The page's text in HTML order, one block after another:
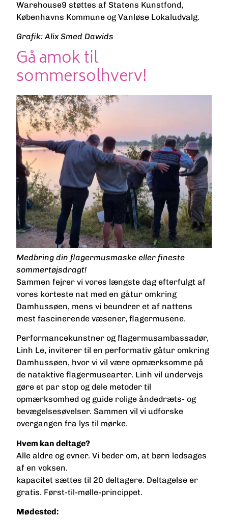
Warehouse9 støttes af Statens Kunstfond,
Københavns Kommune og Vanløse Lokaludvalg.
Grafik: Alix Smed Dawids
Gå amok til
sommersolhverv!
Medbring din flagermusmaske eller fineste
sommertøjsdragt!
Sammen fejrer vi vores længste dag efterfulgt af
vores korteste nat med en gåtur omkring
Damhussøen, mens vi beundrer et af nattens
mest fascinerende væsener, flagermusene.
Performancekunstner og flagermusambassadør,
Linh Le, inviterer til en performativ gåtur omkring
Damhussøen, hvor vi vil være opmærksomme på
de nataktive flagermusearter. Linh vil undervejs
gøre et par stop og dele metoder til
opmærksomhed og guide rolige åndedræts- og
bevægelsesøvelser. Sammen vil vi udforske
overgangen fra lys til mørke.
Hvem kan deltage?
Alle aldre og evner. Vi beder om, at børn ledsages
af en voksen.
kapacitet sættes til 20 deltagere. Deltagelse er
gratis. Først-til-mølle-princippet.
Mødested: